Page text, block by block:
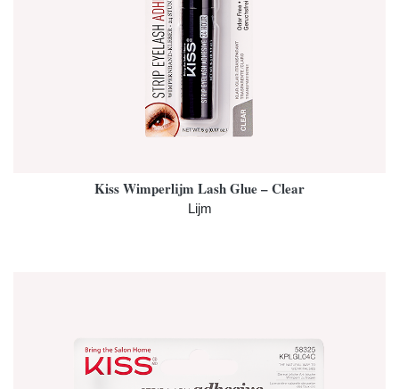
Kiss Wimperlijm Lash Glue – Clear
Lijm